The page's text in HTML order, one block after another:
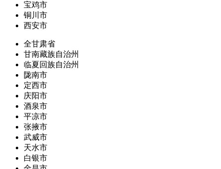
宝鸡市
铜川市
西安市
全甘肃省
甘南藏族自治州
临夏回族自治州
陇南市
定西市
庆阳市
酒泉市
平凉市
张掖市
武威市
天水市
白银市